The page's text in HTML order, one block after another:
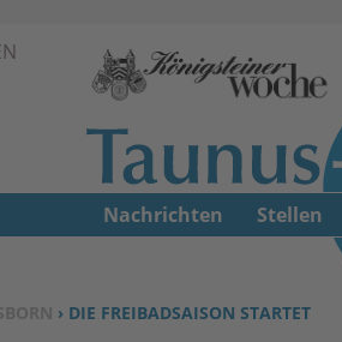
Zum Inhalt springen ↓
› DIE FREIBADSAISON STARTET
Nachrichten Stellen